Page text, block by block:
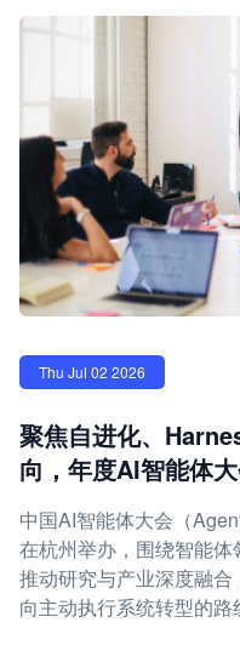
Thu Jul 02 2026
聚焦自进化、
向，年度AI智能体
中国AI智能体大会（
在杭州举办，围绕智能
推动研究与产业深度融
向主动执行系统转型的路